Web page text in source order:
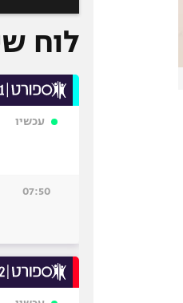
לוח
עכשיו
07:50